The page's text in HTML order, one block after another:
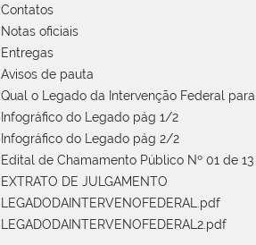
Contatos
Notas oficiais
Entregas
Avisos de pauta
Qual o Legado da Intervenção Federal
Infográfico do Legado pág 1/2
Infográfico do Legado pág 2/2
Edital de Chamamento Público Nº 01 de 13
EXTRATO DE JULGAMENTO
LEGADODAINTERVENOFEDERAL.pdf
LEGADODAINTERVENOFEDERAL2.pdf